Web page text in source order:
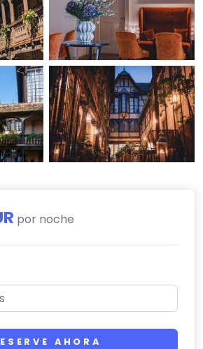
por noche
AHORA